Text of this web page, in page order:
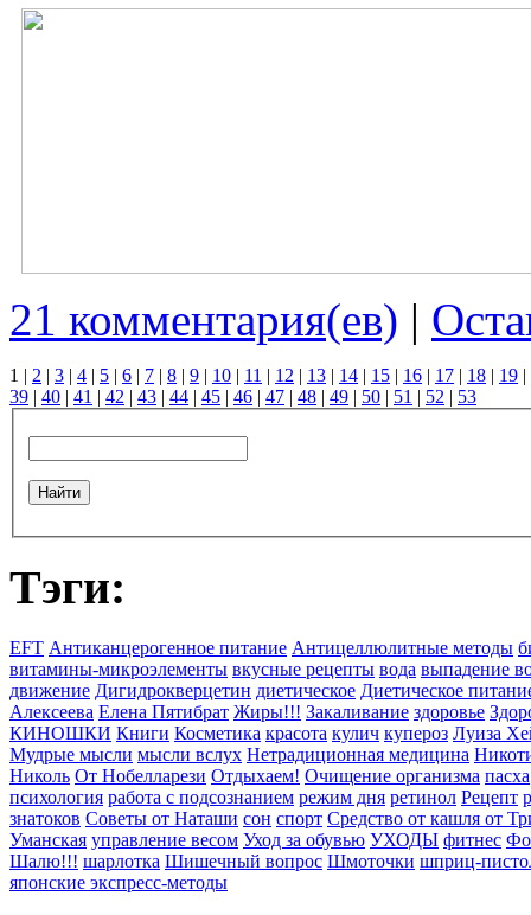
21 комментария(ев) |
1 | 2 | 3 | 4 | 5 | 6 | 7 | 8 | 9 | 10 | 11 | 12 | 13 | 14 | 15 | 16 | 17 | 18 | 19 |
39 | 40 | 41 | 42 | 43 | 44 | 45 | 46 | 47 | 48 | 49 | 50 | 51 | 52 | 53
Тэги:
EFT Антиканцерогенное питание Антицеллюлитные методы
витамины-микроэлементы вкусные рецепты вода выпадение
движение Дигидрокверцетин диетическое Диетическое
Алексеева Елена Пятибрат Жиры!!! Закаливание здоровье
КИНОШКИ Книги Косметика красота кулич купероз Луиза
Мудрые мысли мысли вслух Нетрадиционная медицина
Николь От Нобелларези Отдыхаем! Очищение организма пасха
психология работа с подсознанием режим дня ретинол Рецепт
знатоков Советы от Наташи сон спорт Средство от кашля от
Уманская управление весом Уход за обувью УХОДЫ фитнес
Шалю!!! шарлотка Шишечный вопрос Шмоточки шприц-
японские экспресс-методы